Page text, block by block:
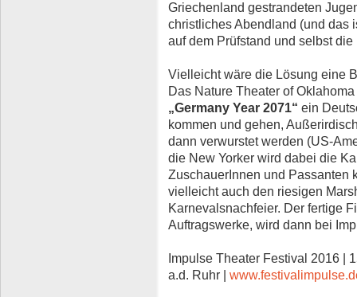
Griechenland gestrandeten
christliches Abendland (und das
auf dem Prüfstand und selbst
Vielleicht wäre die Lösung eine
Das Nature Theater of
„Germany Year 2071“ ein
kommen und gehen,
dann verwurstet werden (US-
die New Yorker wird dabei die
ZuschauerInnen und Passanten
vielleicht auch den riesigen
Karnevalsnachfeier. Der fertige
Auftragswerke, wird dann bei
Impulse Theater Festival 2016 |
a.d. Ruhr |